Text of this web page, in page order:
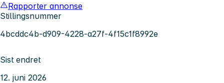
Rapporter annonse
Stillingsnummer
4bcddc4b-d909-4228-a27f-4f15c1f8992e
Sist endret
12. juni 2026